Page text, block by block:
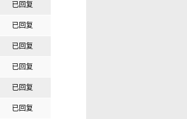
已回复
已回复
已回复
已回复
已回复
已回复